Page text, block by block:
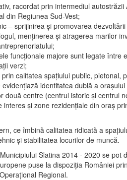
racordat prin intermediul autostrăzii
din Regiunea Sud-Vest;
– sprijinirea şi promovarea
menţinerea şi atragerea marilor
funcţionale majore sunt legate între
verzi;
calitatea spaţiului public, pietonal,
identitatea dublă a
două centre (centrul istoric şi centrul
şi zone rezidenţiale din oraş
ce îmbină calitatea ridicată a
şi stabilitatea locurilor de muncă.
Slatina 2014 - 2020 se pot
puse la dispoziţia României prin
Regional.